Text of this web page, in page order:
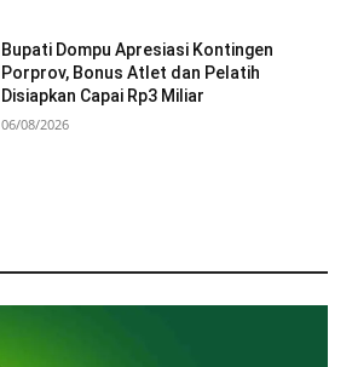
Bupati Dompu Apresiasi Kontingen
Porprov, Bonus Atlet dan Pelatih
Disiapkan Capai Rp3 Miliar
06/08/2026